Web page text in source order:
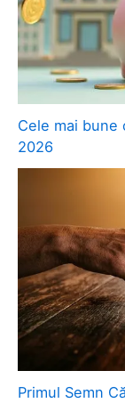
Cele mai bune
2026
Primul Semn